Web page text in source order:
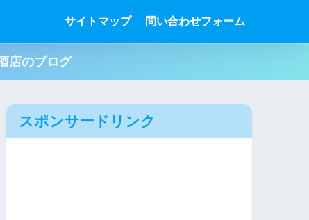
サイトマップ 問い合わせフォーム
店のブログ
スポンサードリンク